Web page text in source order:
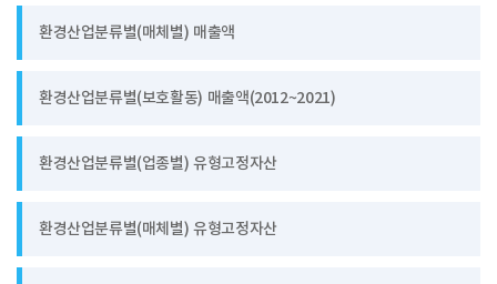
환경산업분류별(매체별) 매출액
환경산업분류별(보호활동) 매출액(2012~2021)
환경산업분류별(업종별) 유형고정자산
환경산업분류별(매체별) 유형고정자산